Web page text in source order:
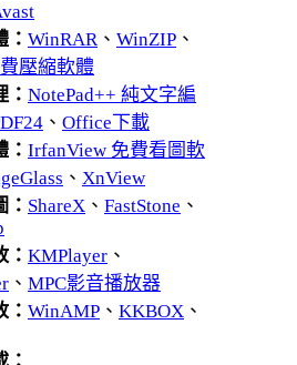
： WinRAR、 WinZIP 、
壓縮軟體
： NotePad++ 純文字編
、 Office下載
： IrfanView 免費看圖軟
、 XnView
： ShareX 、 FastStone 、
： KMPlayer 、
、 MPC影音播放器
： WinAMP 、 KKBOX 、